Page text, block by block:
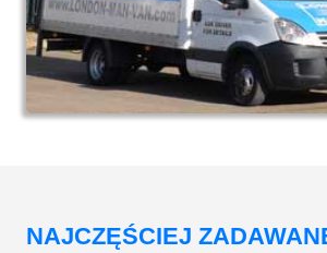
NAJCZĘŚCIEJ